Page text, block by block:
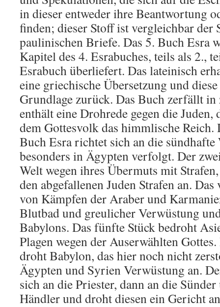
in dieser entweder ihre Beantwortung
finden; dieser Stoff ist vergleichbar der
paulinischen Briefe. Das 5. Buch Esra
Kapitel des 4. Esrabuches, teils als 2.,
Esrabuch überliefert. Das lateinisch
eine griechische Übersetzung und
Grundlage zurück. Das Buch zerfällt in
enthält eine Drohrede gegen die
dem Gottesvolk das himmlische Reich.
Buch Esra richtet sich an die
besonders in Ägypten verfolgt. Der
Welt wegen ihres Übermuts mit
den abgefallenen Juden Strafen an.
von Kämpfen der Araber und
Blutbad und greulicher Verwüstung
Babylons. Das fünfte Stück bedroht
Plagen wegen der Auserwählten
droht Babylon, das hier noch nicht
Ägypten und Syrien Verwüstung an.
sich an die Priester, dann an die
Händler und droht diesen ein Gericht